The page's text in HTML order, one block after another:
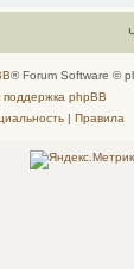
® Forum Software ©
поддержка phpBB
| Правила